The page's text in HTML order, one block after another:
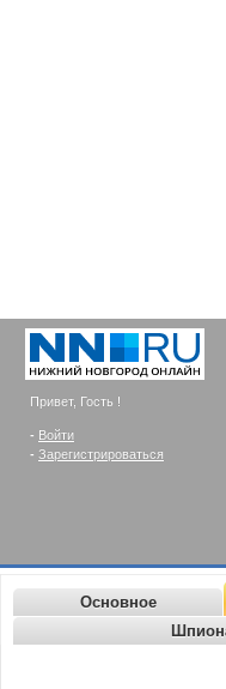
Привет, Гость !
- Войти
- Зарегистрироваться
Основное